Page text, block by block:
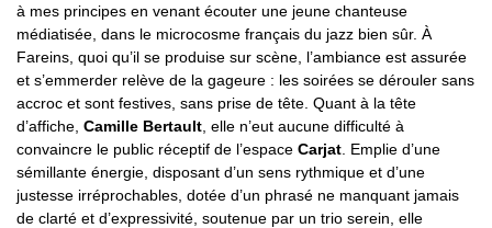
à mes principes en venant écouter une jeune chanteuse
médiatisée, dans le microcosme français du jazz bien sûr. À
Fareins, quoi qu’il se produise sur scène, l’ambiance est assurée
et s’emmerder relève de la gageure : les soirées se dérouler sans
accroc et sont festives, sans prise de tête. Quant à la tête
d’affiche, Camille Bertault , elle n’eut aucune difficulté à
convaincre le public réceptif de l’espace Carjat . Emplie d’une
sémillante énergie, disposant d’un sens rythmique et d’une
justesse irréprochables, dotée d’un phrasé ne manquant jamais
de clarté et d’expressivité, soutenue par un trio serein, elle